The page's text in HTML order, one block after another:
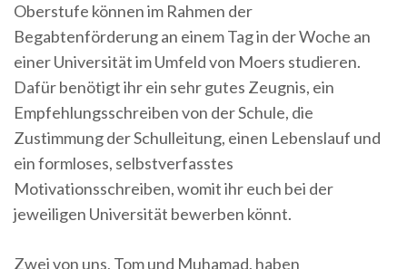
Oberstufe können im Rahmen der
Begabtenförderung an einem Tag in der Woche an
einer Universität im Umfeld von Moers studieren.
Dafür benötigt ihr ein sehr gutes Zeugnis, ein
Empfehlungsschreiben von der Schule, die
Zustimmung der Schulleitung, einen Lebenslauf und
ein formloses, selbstverfasstes
Motivationsschreiben, womit ihr euch bei der
jeweiligen Universität bewerben könnt.
Zwei von uns, Tom und Muhamad, haben